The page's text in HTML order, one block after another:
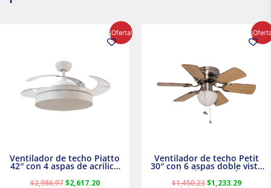
¡Oferta!
Ventilador de techo Piatto
42″ con 4 aspas de acrilico
transparente
$2,986.97
$2,986.97.
$2,617.20
precio
actual
Ventilador de techo Petit
30″ con 6 aspas doble vista
Satinado Masterfan
$1,450.23
$1,450.23.
$1,233.29
precio
actual